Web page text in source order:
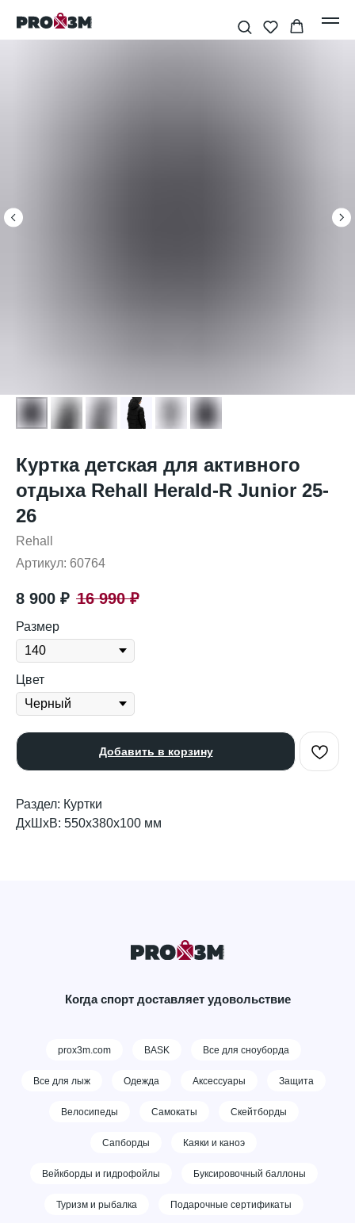
Куртка детская для активного
отдыха Rehall Herald-R Junior 25-
26
Rehall
Артикул: 60764
8 900 ₽ 16 990 ₽
Размер
Цвет
Добавить в корзину
Раздел: Куртки
ДxШxВ: 550x380x100 мм
Когда спорт доставляет удовольствие
prox3m.com BASK Все для сноуборда
Все для лыж Одежда Аксессуары Защита
Велосипеды Самокаты Скейтборды
Сапборды Каяки и каноэ
Вейкборды и гидрофойлы Буксировочный баллоны
Туризм и рыбалка Подарочные сертификаты